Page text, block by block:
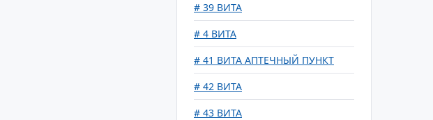
# 39 ВИТА
# 4 ВИТА
# 41 ВИТА АПТЕЧНЫЙ ПУНКТ
# 42 ВИТА
# 43 ВИТА